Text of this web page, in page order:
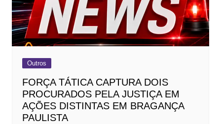
Outros
FORÇA TÁTICA CAPTURA DOIS
PROCURADOS PELA JUSTIÇA EM
AÇÕES DISTINTAS EM BRAGANÇA
PAULISTA